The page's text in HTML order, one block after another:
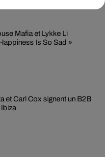
Mafia et Lykke Li
Is So Sad »
et Carl Cox signent un B2B